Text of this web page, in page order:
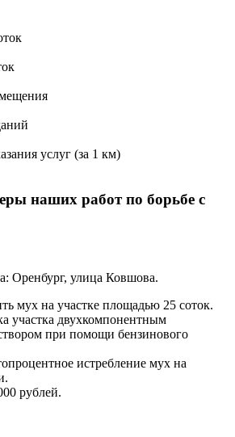
услуг (за 1 км)
наших работ по борьбе с
Оренбург, улица Ковшова.
мух на участке площадью 25 соток.
участка двухкомпонентным
при помощи бензинового
истребление мух на
рублей.